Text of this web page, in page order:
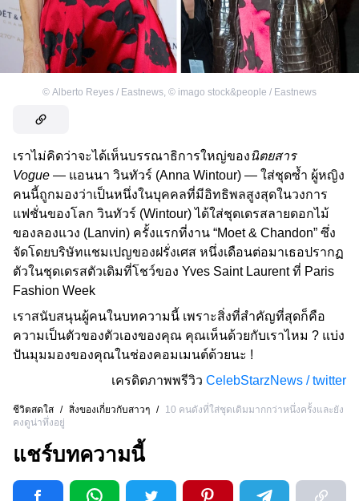
© Alberto Reyes / Eastnews © imago stock&people / Eastnews
เราไม่คิดว่าจะได้เห็นบรรณาธิการใหญ่ของนิตยสาร
Vogue — แอนนา วินทัวร์ (Anna Wintour) — ใส่ชุดซ้ำ ผู้หญิง
คนนี้ถูกมองว่าเป็นหนึ่งในบุคคลที่มีอิทธิพลสูงสุดในวงการ
แฟชั่นของโลก วินทัวร์ (Wintour) ได้ใส่ชุดเดรสลายดอกไม้
ของลองแวง (Lanvin) ครั้งแรกที่งาน “Moet & Chandon” ซึ่ง
จัดโดยบริษัทแชมเปญของฝรั่งเศส หนึ่งเดือนต่อมาเธอปรากฏ
ตัวในชุดเดรสตัวเดิมที่โชว์ของ Yves Saint Laurent ที่ Paris
Fashion Week
เราสนับสนุนผู้คนในบทความนี้ เพราะสิ่งที่สำคัญที่สุดก็คือ
ความเป็นตัวของตัวเองของคุณ คุณเห็นด้วยกับเราไหม ? แบ่ง
ปันมุมมองของคุณในช่องคอมเมนต์ด้วยนะ !
เครดิตภาพพรีวิว CelebStarzNews / twitter
ชีวิตสดใส / สิ่งของเกี่ยวกับสาวๆ /
10 คนดังที่ใส่ชุดเดิมมากกว่าหนึ่งครั้งและยัง
คงดูน่าทึ่งอยู่
แชร์บทความนี้